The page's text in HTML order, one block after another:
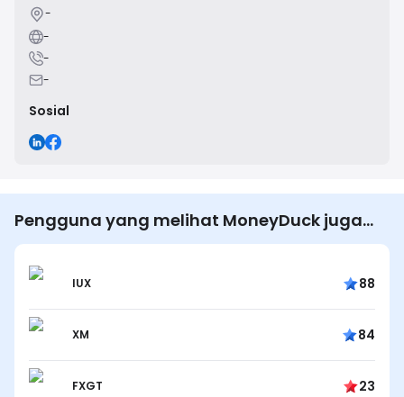
-
-
-
-
Sosial
Pengguna yang melihat MoneyDuck juga
melihat…
IUX 88
XM 84
FXGT 23